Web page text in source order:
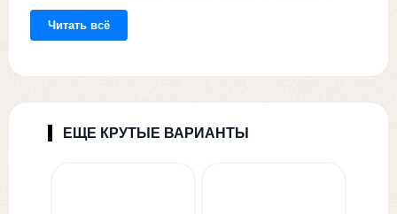
превращает скучный базовый гардероб в
отражение вашей яркой личности. Будь то
позитивный настрой на день — этот патч
поможет вам транслировать свои ценности и
чувство юмора окружающим.
Индивидуальность проявляется в деталях, и
Читать всё
ЕЩЕ КРУТЫЕ ВАРИАНТЫ